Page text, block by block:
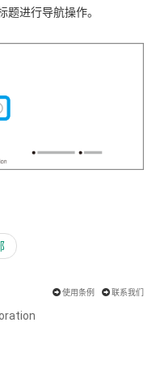
进行导航操作。
使用条例 联系我们